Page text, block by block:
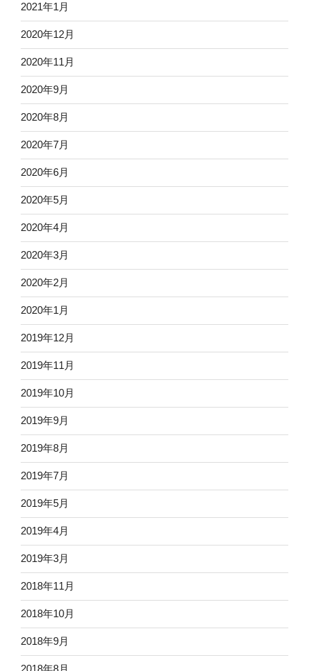
2021年1月
2020年12月
2020年11月
2020年9月
2020年8月
2020年7月
2020年6月
2020年5月
2020年4月
2020年3月
2020年2月
2020年1月
2019年12月
2019年11月
2019年10月
2019年9月
2019年8月
2019年7月
2019年5月
2019年4月
2019年3月
2018年11月
2018年10月
2018年9月